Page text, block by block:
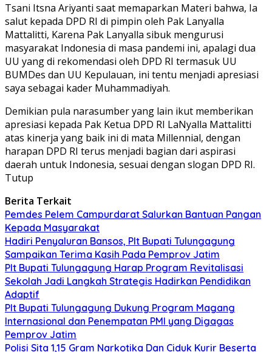
Tsani Itsna Ariyanti saat memaparkan Materi bahwa, Ia
salut kepada DPD RI di pimpin oleh Pak Lanyalla
Mattalitti, Karena Pak Lanyalla sibuk mengurusi
masyarakat Indonesia di masa pandemi ini, apalagi dua
UU yang di rekomendasi oleh DPD RI termasuk UU
BUMDes dan UU Kepulauan, ini tentu menjadi apresiasi
saya sebagai kader Muhammadiyah.
Demikian pula narasumber yang lain ikut memberikan
apresiasi kepada Pak Ketua DPD RI LaNyalla Mattalitti
atas kinerja yang baik ini di mata Millennial, dengan
harapan DPD RI terus menjadi bagian dari aspirasi
daerah untuk Indonesia, sesuai dengan slogan DPD RI.
Tutup
Berita Terkait
Pemdes Pelem Campurdarat Salurkan Bantuan Pangan
Kepada Masyarakat
Hadiri Penyaluran Bansos, Plt Bupati Tulungagung
Sampaikan Terima Kasih Pada Pemprov Jatim
Plt Bupati Tulungagung Harap Program Revitalisasi
Sekolah Jadi Langkah Strategis Hadirkan Pendidikan
Adaptif
Plt Bupati Tulungagung Dukung Program Magang
Internasional dan Penempatan PMI yang Digagas
Pemprov Jatim
Polisi Sita 1,15 Gram Narkotika Dan Ciduk Kurir Beserta